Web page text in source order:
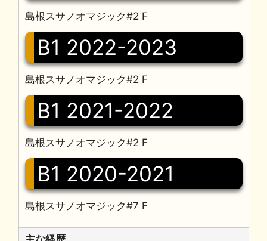
島根スサノオマジック#2 F
B1 2022-2023
島根スサノオマジック#2 F
B1 2021-2022
島根スサノオマジック#2 F
B1 2020-2021
島根スサノオマジック#7 F